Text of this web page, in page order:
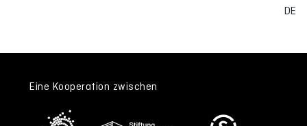
DE
Eine Kooperation zwischen